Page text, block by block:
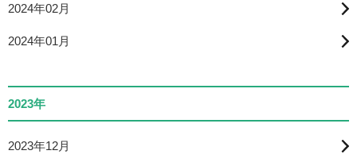
2024年02月
2024年01月
2023年
2023年12月